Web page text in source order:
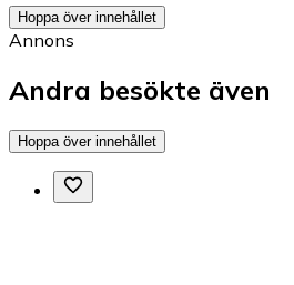
Hoppa över innehållet
Annons
Andra besökte även
Hoppa över innehållet